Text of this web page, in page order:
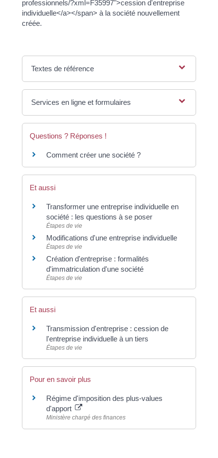
professionnels/?xml=F35997">cession d'entreprise
individuelle</a></span> à la société nouvellement
créée.
Textes de référence
Services en ligne et formulaires
Questions ? Réponses !
Comment créer une société ?
Et aussi
Transformer une entreprise individuelle en
société : les questions à se poser
Étapes de vie
Modifications d'une entreprise individuelle
Étapes de vie
Création d'entreprise : formalités
d'immatriculation d'une société
Étapes de vie
Et aussi
Transmission d'entreprise : cession de
l'entreprise individuelle à un tiers
Étapes de vie
Pour en savoir plus
Régime d'imposition des plus-values
d'apport
Ministère chargé des finances